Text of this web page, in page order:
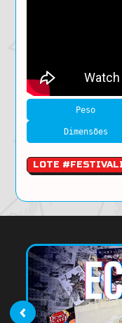
Peso
Dimensões
LOTE
‹